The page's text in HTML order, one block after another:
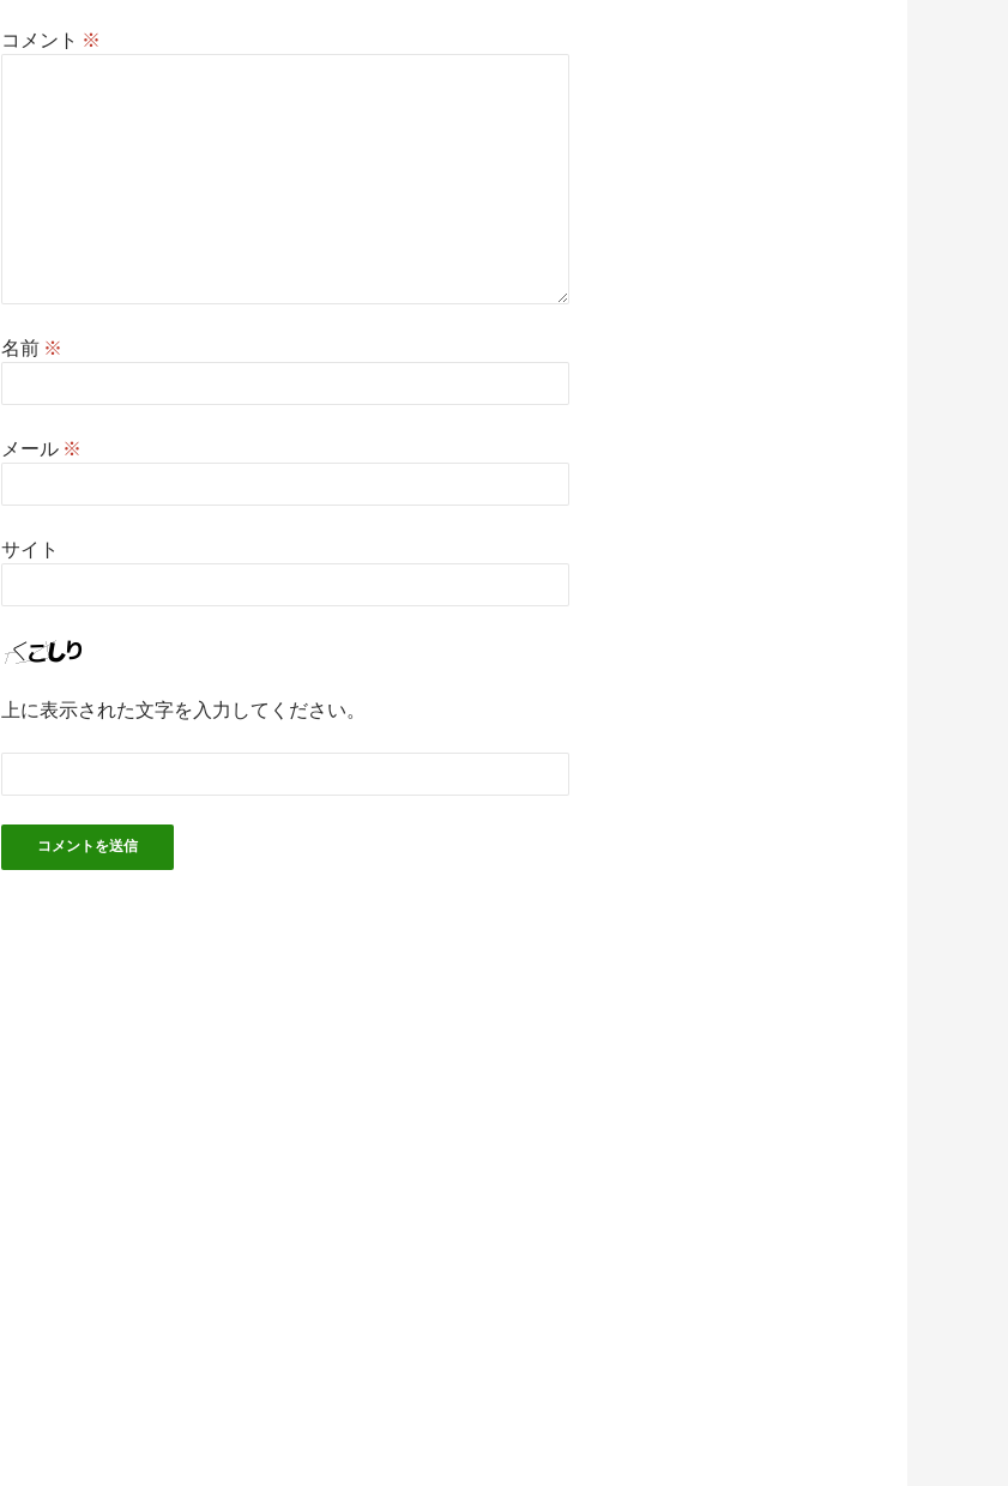
コメント ※
名前 ※
メール ※
サイト
上に表示された文字を入力してください。